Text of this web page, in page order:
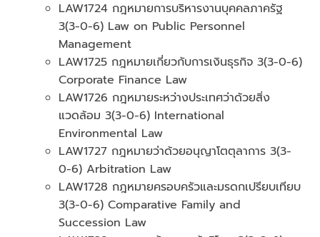
LAW1724 กฎหมายการบริหารงานบุคคลภาครัฐ
3(3-0-6) Law on Public Personnel
Management
LAW1725 กฎหมายเกี่ยวกับการเงินธุรกิจ 3(3-0-6)
Corporate Finance Law
LAW1726 กฎหมายระหว่างประเทศว่าด้วยสิ่ง
แวดล้อม 3(3-0-6) International
Environmental Law
LAW1727 กฎหมายว่าด้วยอนุญาโตตุลาการ 3(3-
0-6) Arbitration Law
LAW1728 กฎหมายครอบครัวและมรดกเปรียบเทียบ
3(3-0-6) Comparative Family and
Succession Law